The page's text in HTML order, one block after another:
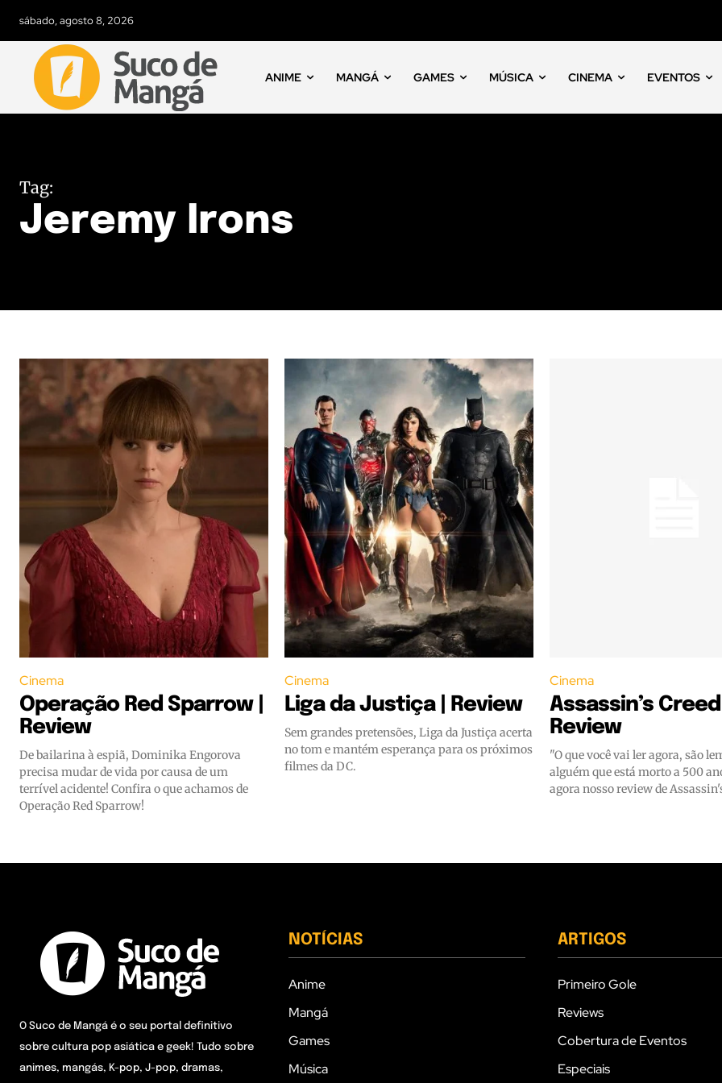
sábado, agosto 8, 2026
ANIME MANGÁ GAMES MÚSICA CINEMA EVENTOS
Tag:
Jeremy Irons
Cinema
Operação Red Sparrow |
Review
De bailarina à espiã, Dominika Engorova
precisa mudar de vida por causa de um
terrível acidente! Confira o que achamos de
Operação Red Sparrow!
Cinema
Liga da Justiça | Review
Sem grandes pretensões, Liga da Justiça acerta
no tom e mantém esperança para os próximos
filmes da DC.
Cinema
Assassin’s
Review
"O que você vai ler agora, são
alguém que está morto a 500
agora nosso review de
O Suco de Mangá é o seu portal definitivo
sobre cultura pop asiática e geek! Tudo sobre
animes, mangás, K-pop, J-pop, dramas,
NOTÍCIAS
Anime
Mangá
Games
Música
ARTIGOS
Primeiro Gole
Reviews
Cobertura de Eventos
Especiais